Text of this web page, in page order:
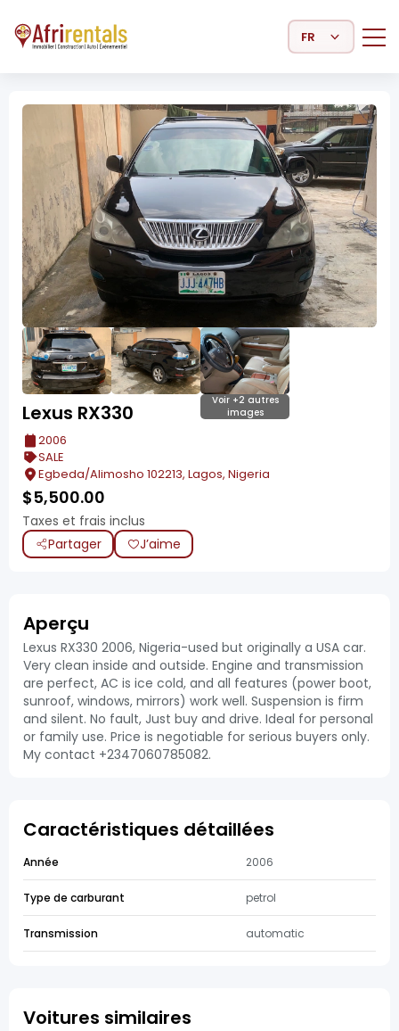
Select Language
Voir +2 autres
images
Lexus RX330
2006
SALE
Egbeda/Alimosho 102213, Lagos, Nigeria
$5,500.00
Taxes et frais inclus
Partager
J’aime
Aperçu
Lexus RX330 2006, Nigeria-used but originally a USA car.
Very clean inside and outside. Engine and transmission
are perfect, AC is ice cold, and all features (power boot,
sunroof, windows, mirrors) work well. Suspension is firm
and silent. No fault, Just buy and drive. Ideal for personal
or family use. Price is negotiable for serious buyers only.
My contact +2347060785082.
Caractéristiques détaillées
Année 2006
Type de carburant petrol
Transmission automatic
Voitures similaires